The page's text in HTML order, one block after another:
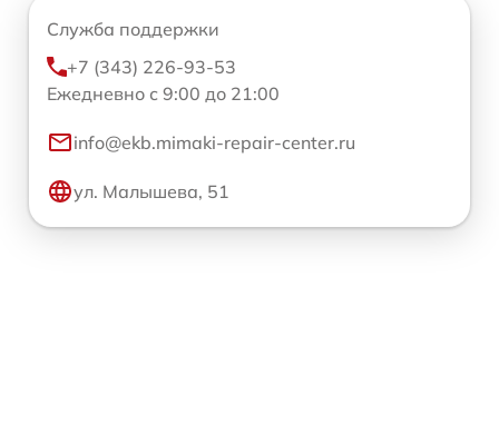
Служба поддержки
+7 (343) 226-93-53
Ежедневно с 9:00 до 21:00
info@ekb.mimaki-repair-center.ru
ул. Малышева, 51